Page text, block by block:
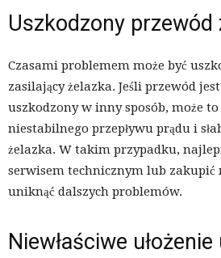
Uszkodzony przewód
Czasami problemem może być
zasilający żelazka. Jeśli przewód
uszkodzony w inny sposób, może
niestabilnego przepływu prądu i
żelazka. W takim przypadku,
serwisem technicznym lub zakupić
uniknąć dalszych problemów.
Niewłaściwe ułożenie